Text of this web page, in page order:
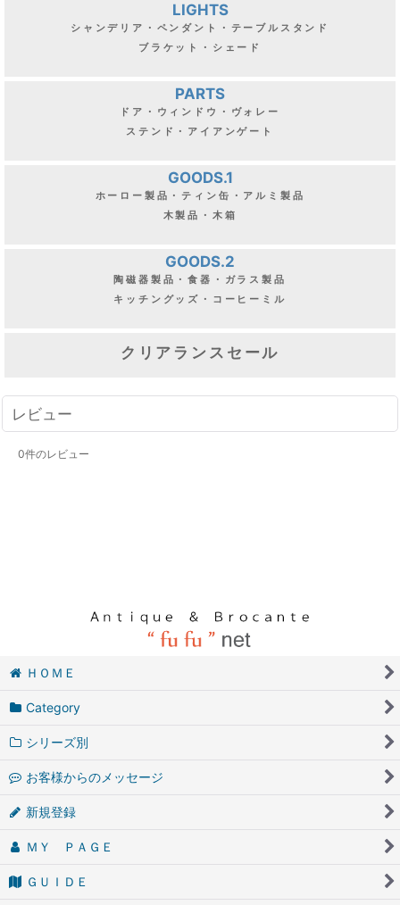
LIGHTS
シャンデリア・ペンダント・テーブルスタンド
ブラケット・シェード
PARTS
ドア・ウィンドウ・ヴォレー
ステンド・アイアンゲート
GOODS.1
ホーロー製品・ティン缶・アルミ製品
木製品・木箱
GOODS.2
陶磁器製品・食器・ガラス製品
キッチングッズ・コーヒーミル
クリアランスセール
レビュー
0件のレビュー
ＨＯＭＥ
Category
シリーズ別
お客様からのメッセージ
新規登録
ＭＹ ＰＡＧＥ
ＧＵＩＤＥ